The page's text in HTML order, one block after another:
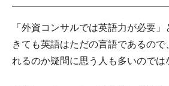
「外資コンサルでは英語力が必要
きても英語はただの言語であるので
れるのか疑問に思う人も多いのでは